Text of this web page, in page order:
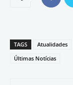
TAGS Atualidades
Últimas Notícias